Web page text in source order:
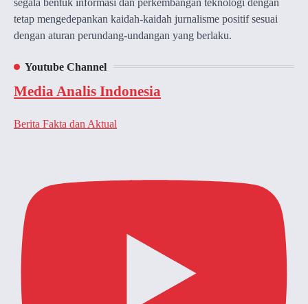
tetap mengedepankan kaidah-kaidah jurnalisme positif sesuai
dengan aturan perundang-undangan yang berlaku.
Youtube Channel
Media Analis Indonesia
Berita Fakta dan Aktual